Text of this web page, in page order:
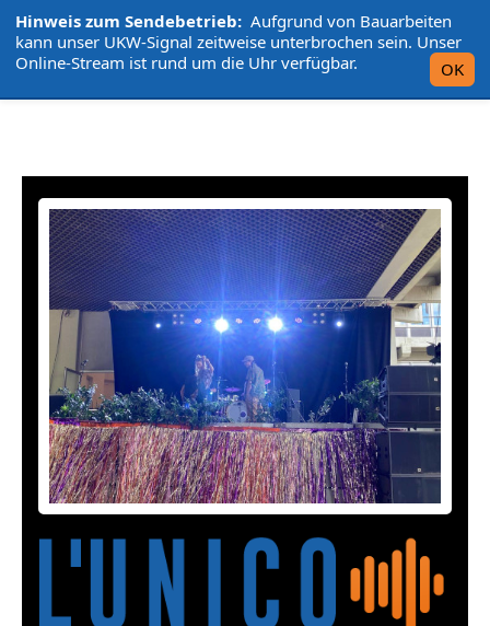
Hinweis zum Sendebetrieb: Aufgrund von Bauarbeiten
kann unser UKW-Signal zeitweise unterbrochen sein. Unser
Online-Stream ist rund um die Uhr verfügbar.
OK
L'UniCo